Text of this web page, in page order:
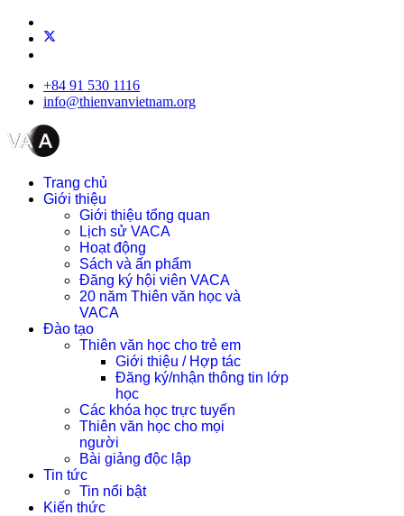
+84 91 530 1116
info@thienvanvietnam.org
Trang chủ
Giới thiệu
Giới thiệu tổng quan
Lịch sử VACA
Hoạt động
Sách và ấn phẩm
Đăng ký hội viên VACA
20 năm Thiên văn học và
VACA
Đào tạo
Thiên văn học cho trẻ em
Giới thiệu / Hợp tác
Đăng ký/nhận thông tin lớp
học
Các khóa học trực tuyến
Thiên văn học cho mọi
người
Bài giảng độc lập
Tin tức
Tin nổi bật
Kiến thức